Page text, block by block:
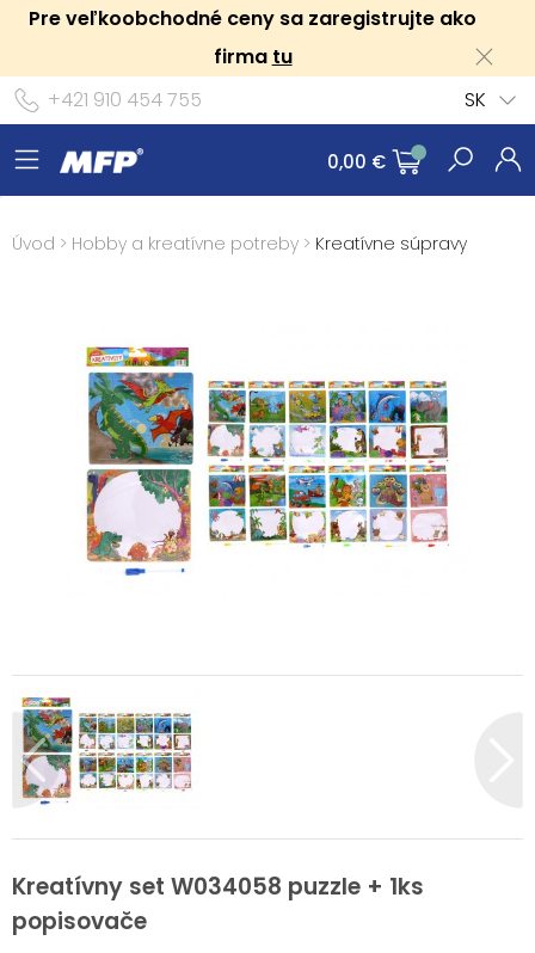
Pre veľkoobchodné ceny sa zaregistrujte ako
firma tu
+421 910 454 755
SK
0,00 €
Úvod > Hobby a kreatívne potreby > Kreatívne súpravy
Kreatívny set W034058 puzzle + 1ks
popisovače